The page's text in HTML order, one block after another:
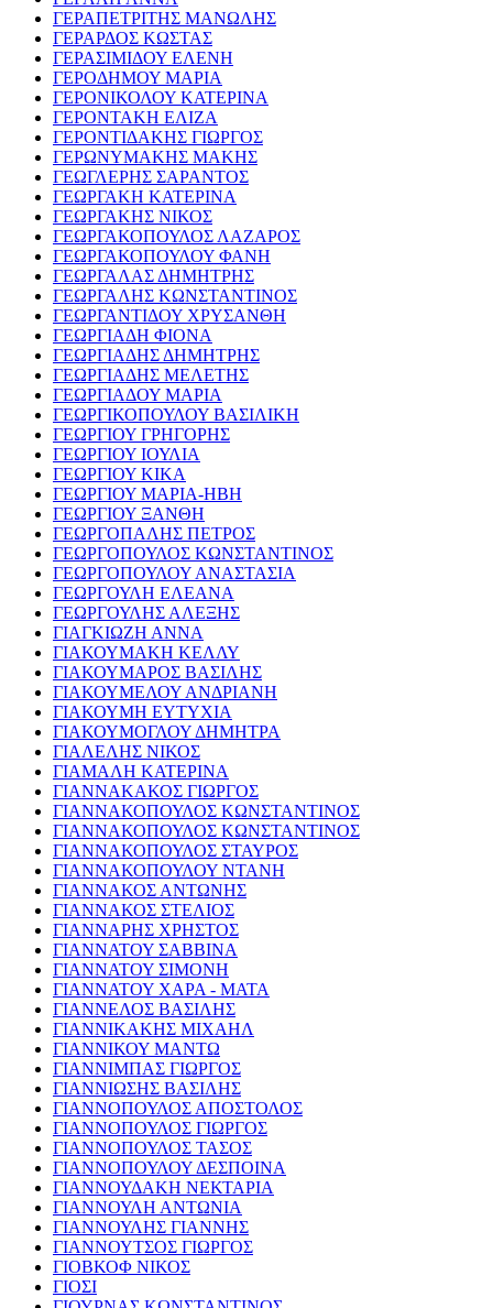
ΓΕΡΑΠΕΤΡΙΤΗΣ ΜΑΝΩΛΗΣ
ΓΕΡΑΡΔΟΣ ΚΩΣΤΑΣ
ΓΕΡΑΣΙΜΙΔΟΥ ΕΛΕΝΗ
ΓΕΡΟΔΗΜΟΥ ΜΑΡΙΑ
ΓΕΡΟΝΙΚΟΛΟΥ ΚΑΤΕΡΙΝΑ
ΓΕΡΟΝΤΑΚΗ ΕΛΙΖΑ
ΓΕΡΟΝΤΙΔΑΚΗΣ ΓΙΩΡΓΟΣ
ΓΕΡΩΝΥΜΑΚΗΣ ΜΑΚΗΣ
ΓΕΩΓΛΕΡΗΣ ΣΑΡΑΝΤΟΣ
ΓΕΩΡΓΑΚΗ ΚΑΤΕΡΙΝΑ
ΓΕΩΡΓΑΚΗΣ ΝΙΚΟΣ
ΓΕΩΡΓΑΚΟΠΟΥΛΟΣ ΛΑΖΑΡΟΣ
ΓΕΩΡΓΑΚΟΠΟΥΛΟΥ ΦΑΝΗ
ΓΕΩΡΓΑΛΑΣ ΔΗΜΗΤΡΗΣ
ΓΕΩΡΓΑΛΗΣ ΚΩΝΣΤΑΝΤΙΝΟΣ
ΓΕΩΡΓΑΝΤΙΔΟΥ ΧΡΥΣΑΝΘΗ
ΓΕΩΡΓΙΑΔΗ ΦΙΟΝΑ
ΓΕΩΡΓΙΑΔΗΣ ΔΗΜΗΤΡΗΣ
ΓΕΩΡΓΙΑΔΗΣ ΜΕΛΕΤΗΣ
ΓΕΩΡΓΙΑΔΟΥ ΜΑΡΙΑ
ΓΕΩΡΓΙΚΟΠΟΥΛΟΥ ΒΑΣΙΛΙΚΗ
ΓΕΩΡΓΙΟΥ ΓΡΗΓΟΡΗΣ
ΓΕΩΡΓΙΟΥ ΙΟΥΛΙΑ
ΓΕΩΡΓΙΟΥ ΚΙΚΑ
ΓΕΩΡΓΙΟΥ ΜΑΡΙΑ-ΗΒΗ
ΓΕΩΡΓΙΟΥ ΞΑΝΘΗ
ΓΕΩΡΓΟΠΑΛΗΣ ΠΕΤΡΟΣ
ΓΕΩΡΓΟΠΟΥΛΟΣ ΚΩΝΣΤΑΝΤΙΝΟΣ
ΓΕΩΡΓΟΠΟΥΛΟΥ ΑΝΑΣΤΑΣΙΑ
ΓΕΩΡΓΟΥΛΗ ΕΛΕΑΝΑ
ΓΕΩΡΓΟΥΛΗΣ ΑΛΕΞΗΣ
ΓΙΑΓΚΙΩΖΗ ΑΝΝΑ
ΓΙΑΚΟΥΜΑΚΗ ΚΕΛΛΥ
ΓΙΑΚΟΥΜΑΡΟΣ ΒΑΣΙΛΗΣ
ΓΙΑΚΟΥΜΕΛΟΥ ΑΝΔΡΙΑΝΗ
ΓΙΑΚΟΥΜΗ ΕΥΤΥΧΙΑ
ΓΙΑΚΟΥΜΟΓΛΟΥ ΔΗΜΗΤΡΑ
ΓΙΑΛΕΛΗΣ ΝΙΚΟΣ
ΓΙΑΜΑΛΗ ΚΑΤΕΡΙΝΑ
ΓΙΑΝΝΑΚΑΚΟΣ ΓΙΩΡΓΟΣ
ΓΙΑΝΝΑΚΟΠΟΥΛΟΣ ΚΩΝΣΤΑΝΤΙΝΟΣ
ΓΙΑΝΝΑΚΟΠΟΥΛΟΣ ΚΩΝΣΤΑΝΤΙΝΟΣ
ΓΙΑΝΝΑΚΟΠΟΥΛΟΣ ΣΤΑΥΡΟΣ
ΓΙΑΝΝΑΚΟΠΟΥΛΟΥ ΝΤΑΝΗ
ΓΙΑΝΝΑΚΟΣ ΑΝΤΩΝΗΣ
ΓΙΑΝΝΑΚΟΣ ΣΤΕΛΙΟΣ
ΓΙΑΝΝΑΡΗΣ ΧΡΗΣΤΟΣ
ΓΙΑΝΝΑΤΟΥ ΣΑΒΒΙΝΑ
ΓΙΑΝΝΑΤΟΥ ΣΙΜΟΝΗ
ΓΙΑΝΝΑΤΟΥ ΧΑΡΑ - ΜΑΤΑ
ΓΙΑΝΝΕΛΟΣ ΒΑΣΙΛΗΣ
ΓΙΑΝΝΙΚΑΚΗΣ ΜΙΧΑΗΛ
ΓΙΑΝΝΙΚΟΥ ΜΑΝΤΩ
ΓΙΑΝΝΙΜΠΑΣ ΓΙΩΡΓΟΣ
ΓΙΑΝΝΙΩΣΗΣ ΒΑΣΙΛΗΣ
ΓΙΑΝΝΟΠΟΥΛΟΣ ΑΠΟΣΤΟΛΟΣ
ΓΙΑΝΝΟΠΟΥΛΟΣ ΓΙΩΡΓΟΣ
ΓΙΑΝΝΟΠΟΥΛΟΣ ΤΑΣΟΣ
ΓΙΑΝΝΟΠΟΥΛΟΥ ΔΕΣΠΟΙΝΑ
ΓΙΑΝΝΟΥΔΑΚΗ ΝΕΚΤΑΡΙΑ
ΓΙΑΝΝΟΥΛΗ ΑΝΤΩΝΙΑ
ΓΙΑΝΝΟΥΛΗΣ ΓΙΑΝΝΗΣ
ΓΙΑΝΝΟΥΤΣΟΣ ΓΙΩΡΓΟΣ
ΓΙΟΒΚΟΦ ΝΙΚΟΣ
ΓΙΟΣΙ